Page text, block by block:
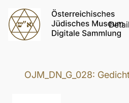
OJM_DN_G_028: